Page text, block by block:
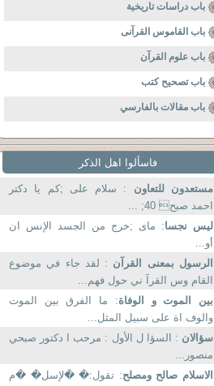
باب دراسات تاريخية
باب القاموس القرآنى
باب علوم القرآن
باب تصحيح كتب
باب مقالات بالفارسي
فاسألوا اهل الذكر
مستعدون للتعاون : سلام علی ;کم یا دکتر
احمد صبح 40; ...
ليس نجسا: مای ;خرج من الجسد الإنس ان
أو...
الرسول بمعنى القرآن : لقد جاء في موضوع
القام وس القرآ ني حول فهم...
بين الموت و الوفاة: ما الفرق بين الموت
والوف اة على سبيل المثل...
سؤالان : السؤا ل الأول : مرحب ا دكتور صبحي
منصور...
الاسلام صالح ومصلح: تقول:� �لإسل� �م